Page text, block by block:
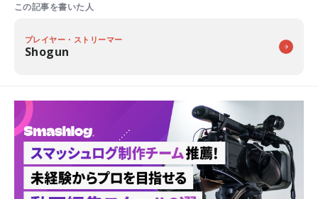
この記事を書いた人
プレイヤー・ストリーマー
Shogun